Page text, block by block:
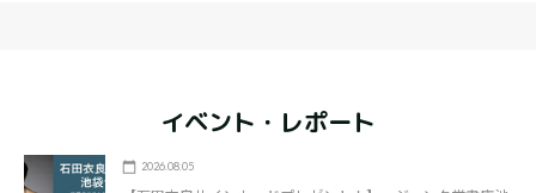
イベント・レポート
2026.08.05